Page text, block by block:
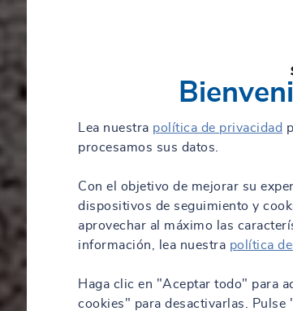
Lea nuestra política de privacidad
procesamos sus datos.
Con el objetivo de mejorar su
dispositivos de seguimiento y
aprovechar al máximo las
información, lea nuestra política
Haga clic en "Aceptar todo" para
cookies" para desactivarlas.